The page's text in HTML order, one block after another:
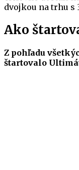
dvojkou na trhu
Ako
Z pohľadu
štartovalo